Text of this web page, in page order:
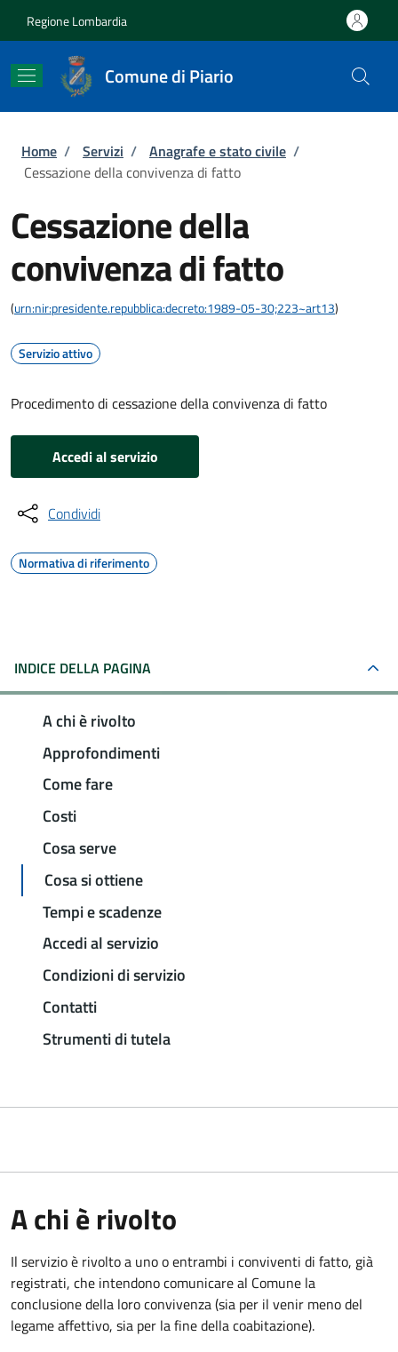
Regione Lombardia
Comune di Piario
Briciole di pane
Home / Servizi / Anagrafe e stato civile /
Cessazione della convivenza di fatto
Cessazione della
convivenza di fatto
(urn:nir:presidente.repubblica:decreto:1989-05-30;223~art13)
Servizio attivo
Procedimento di cessazione della convivenza di fatto
Accedi al servizio
Condividi
Normativa di riferimento
INDICE DELLA PAGINA
A chi è rivolto
Approfondimenti
Come fare
Costi
Cosa serve
Cosa si ottiene
Tempi e scadenze
Accedi al servizio
Condizioni di servizio
Contatti
Strumenti di tutela
A chi è rivolto
Il servizio è rivolto a uno o entrambi i conviventi di fatto, già
registrati, che intendono comunicare al Comune la
conclusione della loro convivenza (sia per il venir meno del
legame affettivo, sia per la fine della coabitazione).